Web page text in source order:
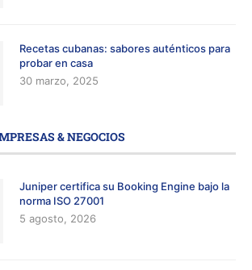
Recetas cubanas: sabores auténticos para
probar en casa
30 marzo, 2025
& NEGOCIOS
Juniper certifica su Booking Engine bajo la
norma ISO 27001
5 agosto, 2026